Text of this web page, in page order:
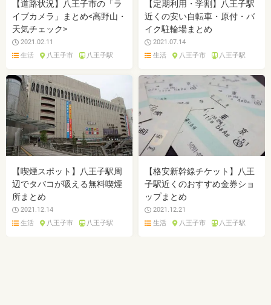
【道路状況】八王子市の「ラ
イブカメラ」まとめ<高野山・
天気チェック>
2021.02.11
生活
八王子市 八王子駅
【定期利用・学割】八王子駅
近くの安い自転車・原付・バ
イク駐輪場まとめ
2021.07.14
生活
八王子市 八王子駅
【喫煙スポット】八王子駅周
辺でタバコが吸える無料喫煙
所まとめ
2021.12.14
生活
八王子市 八王子駅
【格安新幹線チケット】八王
子駅近くのおすすめ金券ショ
ップまとめ
2021.12.21
生活
八王子市 八王子駅